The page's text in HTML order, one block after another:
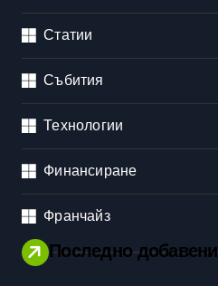
Статии
Събития
Технологии
Финансиране
Франчайз
Последно добавени